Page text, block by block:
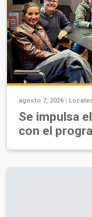
agosto 7, 2026 |
Se impulsa
con el